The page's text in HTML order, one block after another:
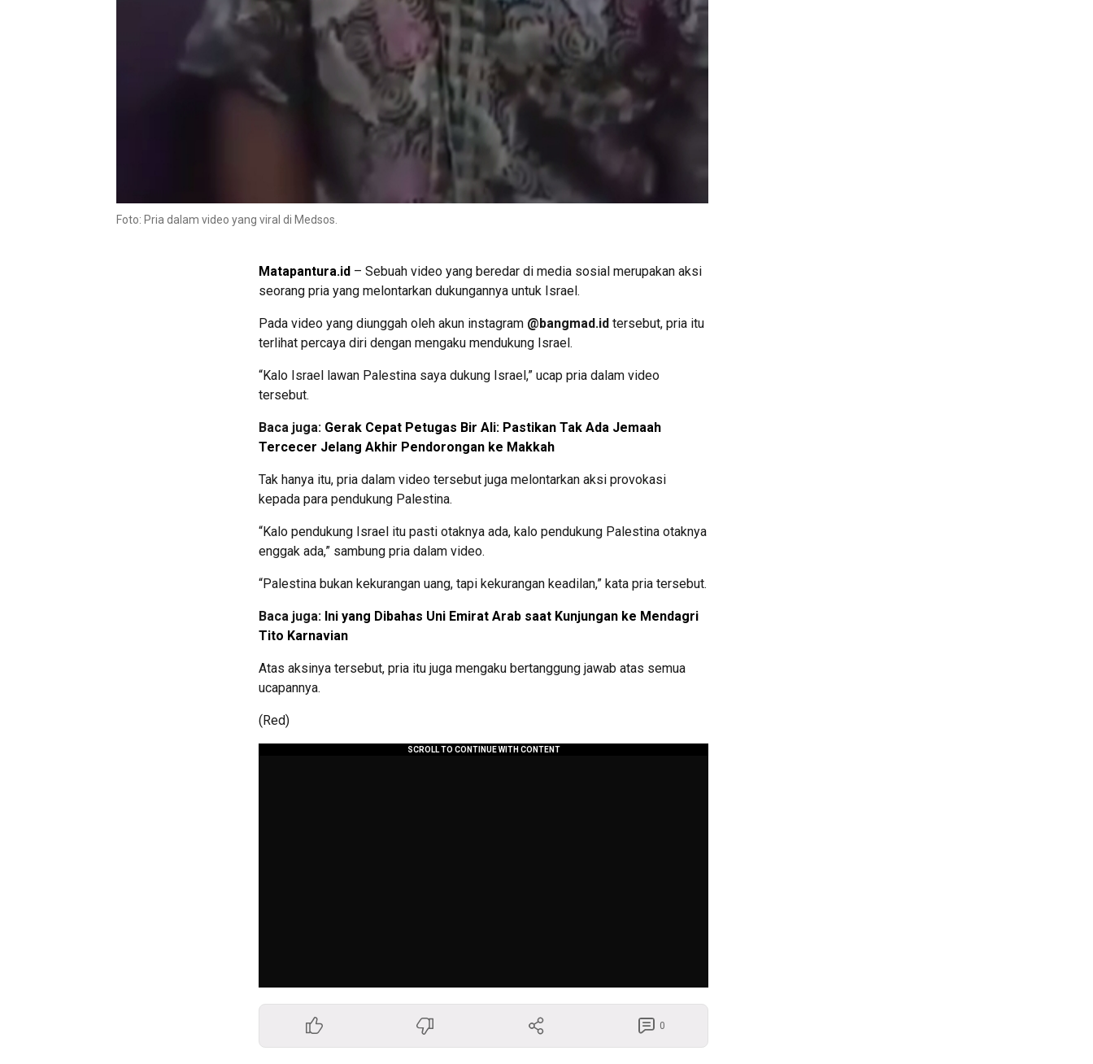
Foto: Pria dalam video yang viral di Medsos.
Matapantura.id – Sebuah video yang beredar di media sosial merupakan aksi
seorang pria yang melontarkan dukungannya untuk Israel.
Pada video yang diunggah oleh akun instagram @bangmad.id tersebut, pria itu
terlihat percaya diri dengan mengaku mendukung Israel.
“Kalo Israel lawan Palestina saya dukung Israel,” ucap pria dalam video
tersebut.
Baca juga: Gerak Cepat Petugas Bir Ali: Pastikan Tak Ada Jemaah
Tercecer Jelang Akhir Pendorongan ke Makkah
Tak hanya itu, pria dalam video tersebut juga melontarkan aksi provokasi
kepada para pendukung Palestina.
“Kalo pendukung Israel itu pasti otaknya ada, kalo pendukung Palestina otaknya
enggak ada,” sambung pria dalam video.
“Palestina bukan kekurangan uang, tapi kekurangan keadilan,” kata pria tersebut.
Baca juga: Ini yang Dibahas Uni Emirat Arab saat Kunjungan ke Mendagri
Tito Karnavian
Atas aksinya tersebut, pria itu juga mengaku bertanggung jawab atas semua
ucapannya.
(Red)
0